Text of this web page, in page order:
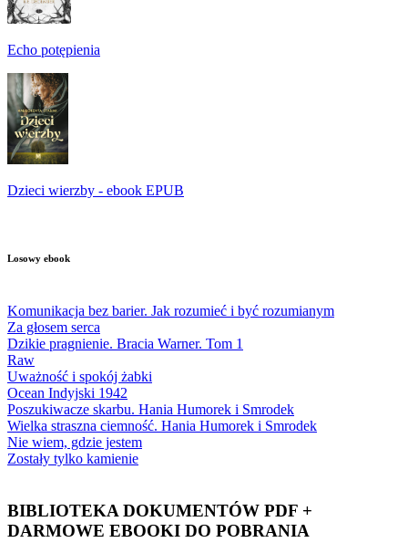
Echo potępienia
Dzieci wierzby - ebook EPUB
Losowy ebook
Komunikacja bez barier. Jak rozumieć i być rozumianym
Za głosem serca
Dzikie pragnienie. Bracia Warner. Tom 1
Raw
Uważność i spokój żabki
Ocean Indyjski 1942
Poszukiwacze skarbu. Hania Humorek i Smrodek
Wielka straszna ciemność. Hania Humorek i Smrodek
Nie wiem, gdzie jestem
Zostały tylko kamienie
BIBLIOTEKA DOKUMENTÓW PDF +
DARMOWE EBOOKI DO POBRANIA